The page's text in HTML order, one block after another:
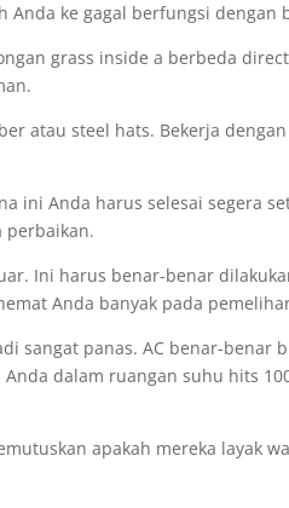
ke gagal berfungsi dengan
grass inside a berbeda
atau steel hats. Bekerja
ini Anda harus selesai segera
perbaikan.
Ini harus benar-benar
Anda banyak pada
sangat panas. AC benar-
dalam ruangan suhu hits
apakah mereka layak